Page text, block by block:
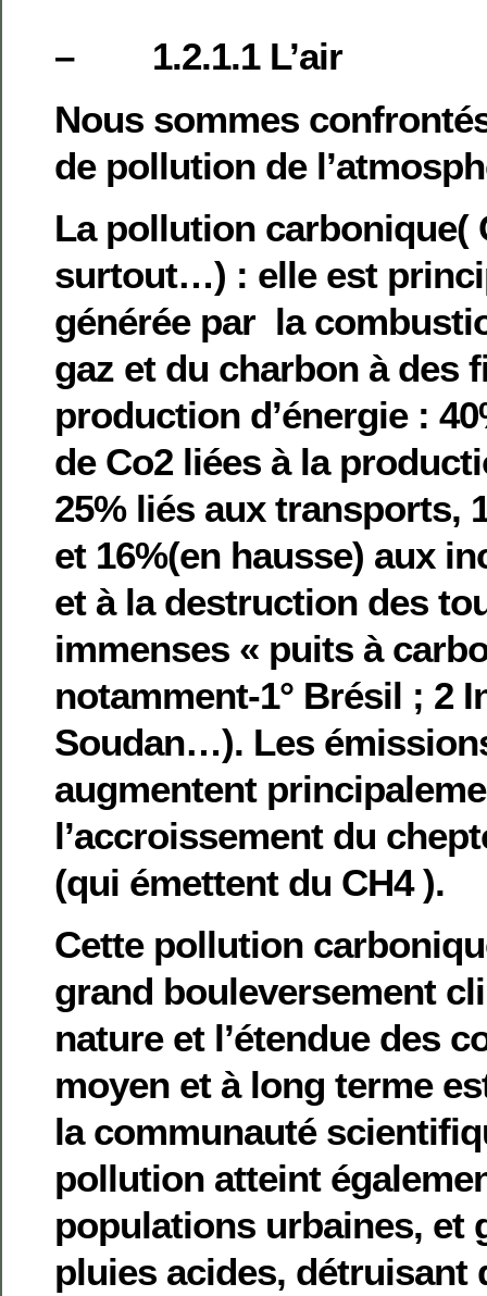
– 1.2.1.1 L’air
Nous sommes
de pollution de
La pollution carbonique(
surtout…) : elle est
générée par la
gaz et du charbon à des
production d’énergie :
de Co2 liées à la
25% liés aux transports,
et 16%(en hausse) aux
et à la destruction des
immenses « puits à
notamment-1° Brésil ; 2
Soudan…). Les
augmentent
l’accroissement du
(qui émettent du CH4 ).
Cette pollution
grand bouleversement
nature et l’étendue des
moyen et à long terme
la communauté
pollution atteint
populations urbaines, et
pluies acides, détruisant